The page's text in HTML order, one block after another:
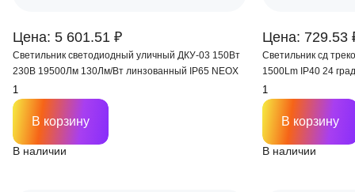
Цена: 5 601.51 ₽
Светильник светодиодный уличный ДКУ-03 150Вт
230В 19500Лм 130Лм/Вт линзованный IP65 NEOX
В наличии
В корзину
Цена: 729.53
Светильник сд
1500Lm IP40 24
HOME
В наличии
В корзину